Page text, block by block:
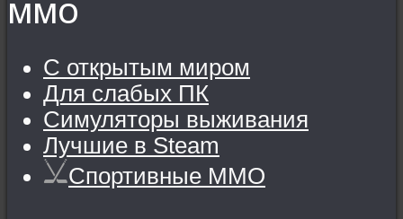
MMO
С открытым миром
Для слабых ПК
Симуляторы выживания
Лучшие в Steam
Спортивные MMO